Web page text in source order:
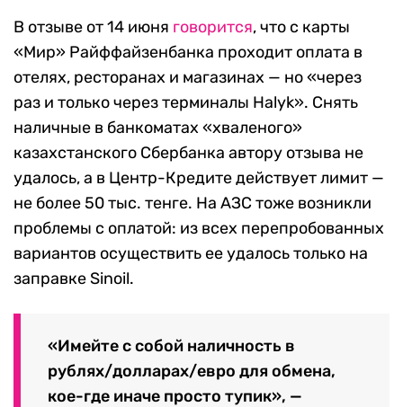
В отзыве от 14 июня говорится, что с карты
«Мир» Райффайзенбанка проходит оплата в
отелях, ресторанах и магазинах — но «через
раз и только через терминалы Halyk». Снять
наличные в банкоматах «хваленого»
казахстанского Сбербанка автору отзыва не
удалось, а в Центр-Кредите действует лимит —
не более 50 тыс. тенге. На АЗС тоже возникли
проблемы с оплатой: из всех перепробованных
вариантов осуществить ее удалось только на
заправке Sinoil.
«Имейте с собой наличность в
рублях/долларах/евро для обмена,
кое-где иначе просто тупик», —